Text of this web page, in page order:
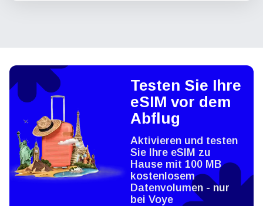
Testen Sie Ihre
eSIM vor dem
Abflug
Aktivieren und testen
Sie Ihre eSIM zu
Hause mit 100 MB
kostenlosem
Datenvolumen - nur
bei Voye